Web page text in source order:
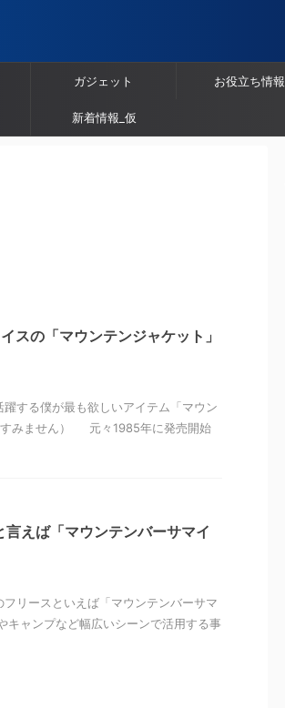
ガジェット お役立ち情報
新着情報_仮
スの「マウンテンジャケット」
する僕が最も欲しいアイテム「マウン
すみません） 元々1985年に発売開始
言えば「マウンテンバーサマイ
リースといえば「マウンテンバーサマ
キャンプなど幅広いシーンで活用する事